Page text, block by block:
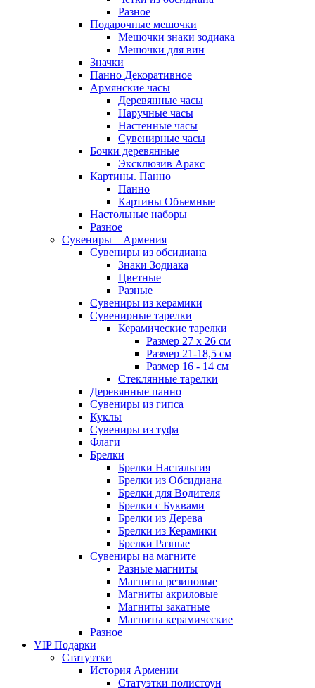
Разное
Подарочные мешочки
Мешочки знаки зодиака
Мешочки для вин
Значки
Панно Декоративное
Армянские часы
Деревянные часы
Наручные часы
Настенные часы
Сувенирные часы
Бочки деревянные
Эксклюзив Аракс
Картины. Панно
Панно
Картины Объемные
Настольные наборы
Разное
Сувениры – Армения
Сувениры из обсидиана
Знаки Зодиака
Цветные
Разные
Сувениры из керамики
Сувенирные тарелки
Керамические тарелки
Размер 27 х 26 см
Размер 21-18,5 см
Размер 16 - 14 см
Стеклянные тарелки
Деревянные панно
Сувениры из гипса
Куклы
Сувениры из туфа
Флаги
Брелки
Брелки Настальгия
Брелки из Обсидиана
Брелки для Водителя
Брелки с Буквами
Брелки из Дерева
Брелки из Керамики
Брелки Разные
Сувениры на магните
Разные магниты
Магниты резиновые
Магниты акриловые
Магниты закатные
Магниты керамические
Разное
VIP Подарки
Статуэтки
История Армении
Статуэтки полистоун